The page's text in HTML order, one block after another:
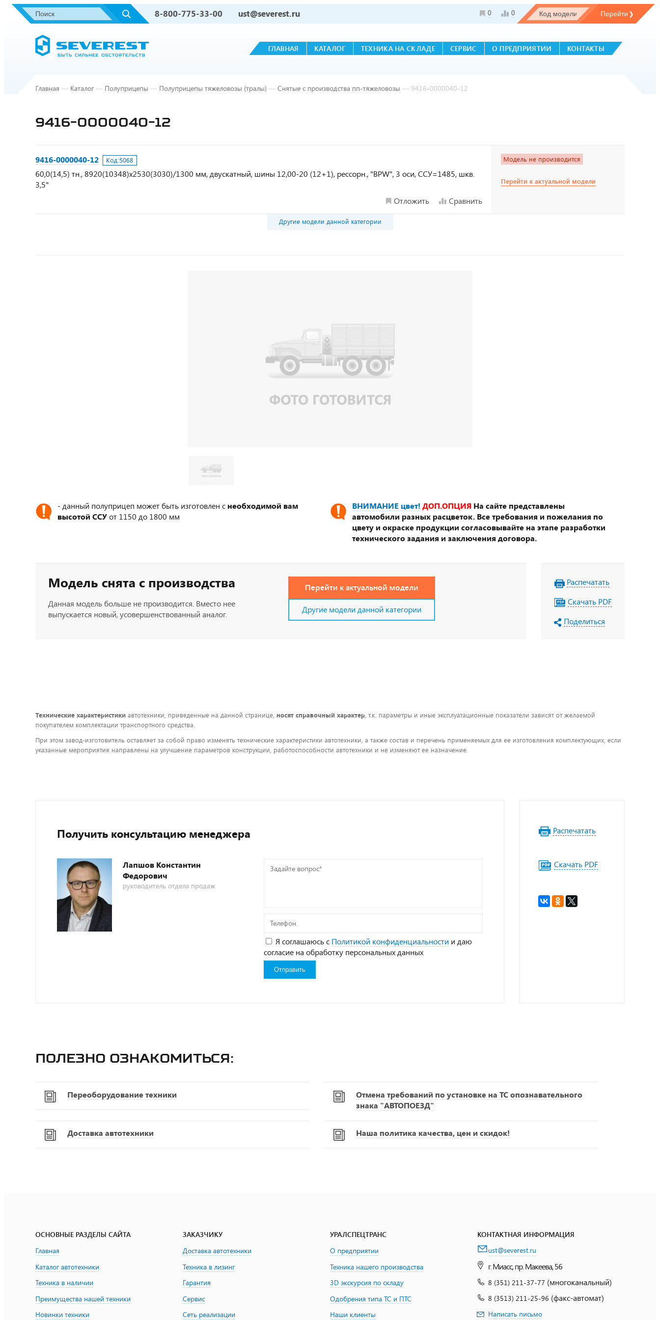
8-800-775-33-00 ust@severest.ru 0 0
ГЛАВНАЯ КАТАЛОГ ТЕХНИКА НА СКЛАДЕ СЕРВИС О ПРЕДПРИЯТИИ КОНТАКТЫ
Главная — Каталог — Полуприцепы — Полуприцепы тяжеловозы (тралы) — Снятые с производства пп-тяжеловозы — 9416-0000040-12
9416-0000040-12
9416-0000040-12 Код:5068
60,0(14,5) тн., 8920(10348)х2530(3030)/1300 мм, двускатный, шины 12,00-20 (12+1), рессорн., "BPW", 3 оси, ССУ=1485, шкв.
3,5"
Отложить
Сравнить
Модель не производится
Перейти к актуальной модели
Другие модели данной категории
- данный полуприцеп может быть изготовлен с необходимой вам
высотой ССУот 1150 до 1800 мм
ВНИМАНИЕ цвет! ДОП.ОПЦИЯ На сайте представлены
автомобили разных расцветок. Все требования и пожелания по
цвету и окраске продукции согласовывайте на этапе разработки
технического задания и заключения договора.
Модель снята с производства
Данная модель больше не производится. Вместо нее
выпускается новый, усовершенствованный аналог.
Перейти к актуальной модели
Другие модели данной категории
Распечатать
Скачать PDF
Поделиться
Технические характеристики автотехники, приведенные на данной странице, носят справочный характер, т.к. параметры и иные эксплуатационные показатели зависят от желаемой
покупателем комплектации транспортного средства.
При этом завод-изготовитель оставляет за собой право изменять технические характеристики автотехники, а также состав и перечень применяемых для ее изготовления комплектующих, если
указанные мероприятия направлены на улучшение параметров конструкции, работоспособности автотехники и не изменяют ее назначение.
Получить консультацию менеджера
Лапшов Константин
Федорович
руководитель отдела продаж
Задайте
Телефон
Я соглашаюсь с Политикой конфиденциальности и даю
согласие на обработку персональных данных
Распечатать
Скачать PDF
Полезно ознакомиться:
Переоборудование техники
Отмена требований по установке на ТС опознавательного
знака "АВТОПОЕЗД"
Доставка автотехники Наша политика качества, цен и скидок!
ОСНОВНЫЕ РАЗДЕЛЫ САЙТА
Главная
Каталог автотехники
Техника в наличии
Преимущества нашей техники
Новинки техники
ЗАКАЗЧИКУ
Доставка автотехники
Техника в лизинг
Гарантия
Сервис
Сеть реализации
УРАЛСПЕЦТРАНС
О предприятии
Техника нашего производства
3D экскурсия по складу
Одобрения типа ТС и ПТС
Наши клиенты
КОНТАКТНАЯ ИНФОРМАЦИЯ
ust@severest.ru
г. Миасс, пр. Макеева, 56
8 (351) 211-37-77 (многоканальный)
8 (3513) 211-25-96 (факс-автомат)
Написать письмо